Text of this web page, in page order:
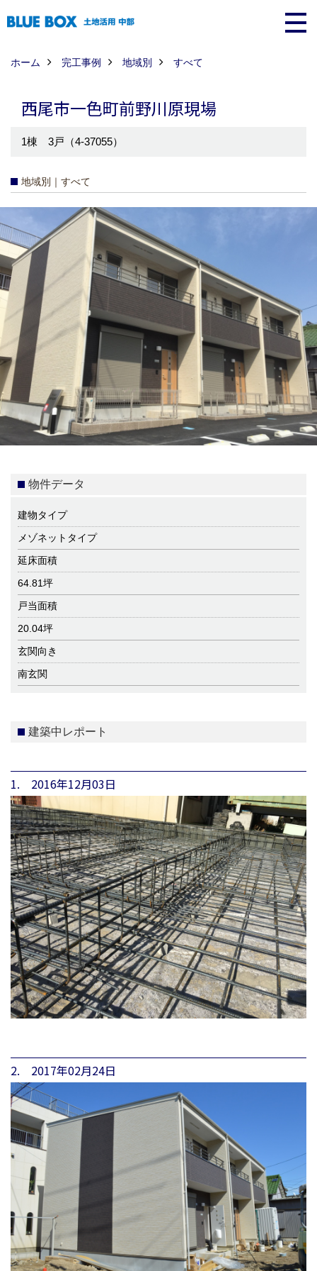
ホーム 完工事例 地域別 すべて
西尾市一色町前野川原現場
1棟 3戸（4-37055）
地域別｜すべて
物件データ
建物タイプ
メゾネットタイプ
延床面積
64.81坪
戸当面積
20.04坪
玄関向き
南玄関
建築中レポート
1. 2016年12月03日
2. 2017年02月24日